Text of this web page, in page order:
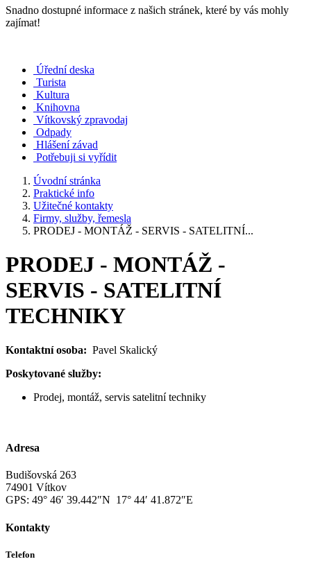
Snadno dostupné informace z našich stránek, které by vás mohly
zajímat!
Úřední deska
Turista
Kultura
Knihovna
Vítkovský zpravodaj
Odpady
Hlášení závad
Potřebuji si vyřídit
Úvodní stránka
Praktické info
Užitečné kontakty
Firmy, služby, řemesla
PRODEJ - MONTÁŽ - SERVIS - SATELITNÍ...
PRODEJ - MONTÁŽ -
SERVIS - SATELITNÍ
TECHNIKY
Kontaktní osoba: Pavel Skalický
Poskytované služby:
Prodej, montáž, servis satelitní techniky
Adresa
Budišovská 263
74901 Vítkov
GPS: 49° 46′ 39.442″N 17° 44′ 41.872″E
Kontakty
Telefon